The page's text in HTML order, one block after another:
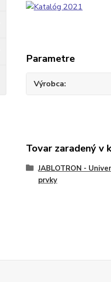
Parametre
Výrobca
Tovar zaradený v
JABLOTRON -
prvky